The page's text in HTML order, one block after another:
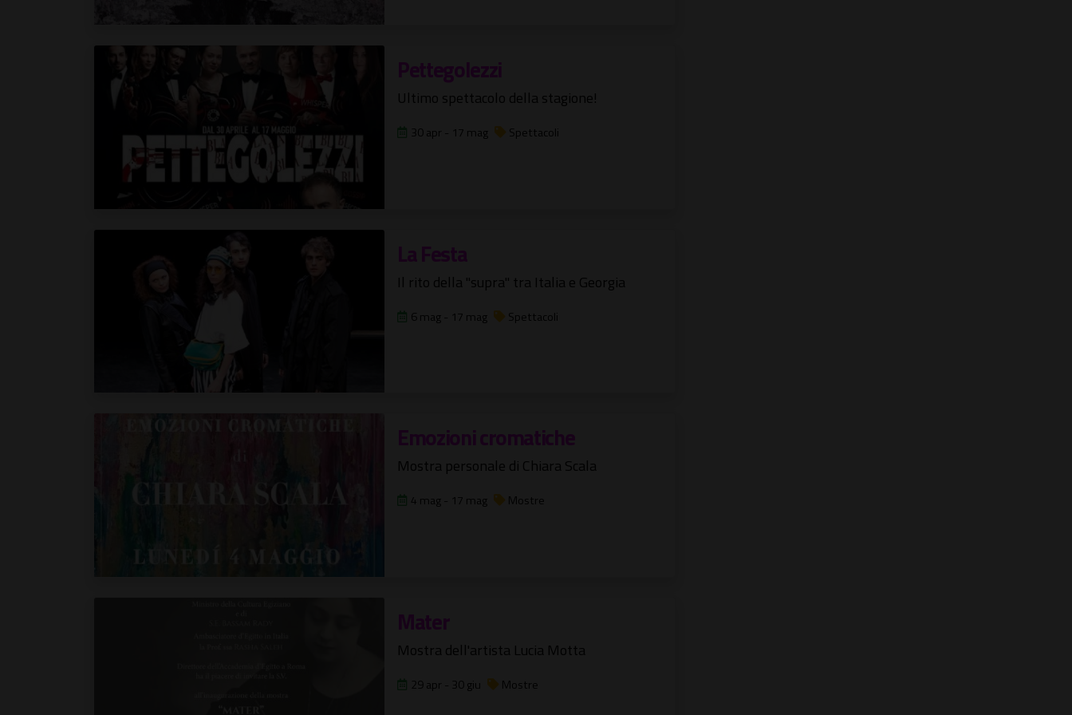
Pettegolezzi
Ultimo spettacolo della stagione!
30 apr - 17 mag Spettacoli
La Festa
Il rito della "supra" tra Italia e Georgia
6 mag - 17 mag Spettacoli
Emozioni cromatiche
Mostra personale di Chiara Scala
4 mag - 17 mag Mostre
Mater
Mostra dell'artista Lucia Motta
29 apr - 30 giu Mostre